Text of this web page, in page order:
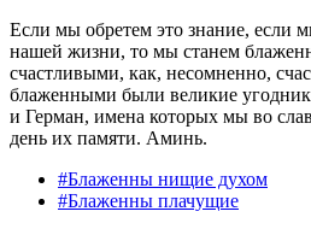
Если мы обретем это знание, если
нашей жизни, то мы станем
счастливыми, как, несомненно,
блаженными были великие
и Герман, имена которых мы во
день их памяти. Аминь.
#Блаженны нищие духом
#Блаженны плачущие